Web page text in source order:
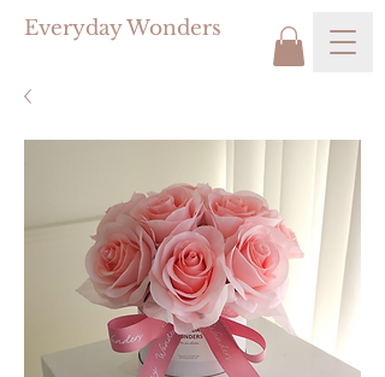
Everyday Wonders